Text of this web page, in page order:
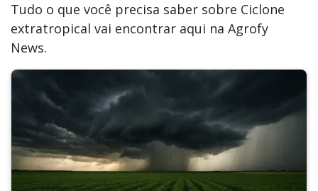
Tudo o que você precisa saber sobre Ciclone
extratropical vai encontrar aqui na Agrofy
News.